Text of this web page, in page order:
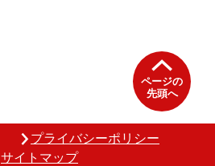
ページの
先頭へ
プライバシーポリシー
サイトマップ